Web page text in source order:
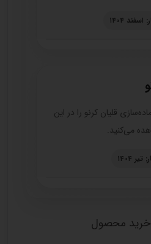
۱۴۰۴
قلیان کرنو را در این
می‌کنید.
۱۴۰۴
خرید محصول